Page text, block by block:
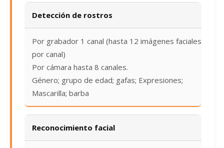
Detección de rostros
Por grabador 1 canal (hasta 12 imágenes faciales
por canal)
Por cámara hasta 8 canales.
Género; grupo de edad; gafas; Expresiones;
Mascarilla; barba
Reconocimiento facial